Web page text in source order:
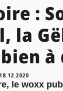
:
la
18.12.2020
le woxx